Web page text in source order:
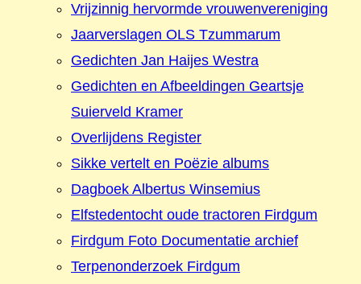
Vrijzinnig hervormde vrouwenvereniging
Jaarverslagen OLS Tzummarum
Gedichten Jan Haijes Westra
Gedichten en Afbeeldingen Geartsje
Suierveld Kramer
Overlijdens Register
Sikke vertelt en Poëzie albums
Dagboek Albertus Winsemius
Elfstedentocht oude tractoren Firdgum
Firdgum Foto Documentatie archief
Terpenonderzoek Firdgum